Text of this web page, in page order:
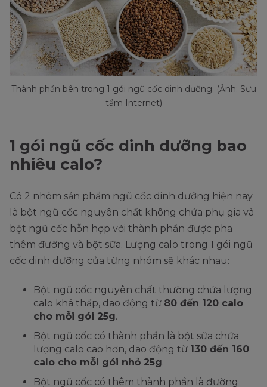
Thành phần bên trong 1 gói ngũ cốc dinh dưỡng. (Ảnh: Sưu
tầm Internet)
1 gói ngũ cốc dinh dưỡng bao
nhiêu calo?
Có 2 nhóm sản phẩm ngũ cốc dinh dưỡng hiện nay
là bột ngũ cốc nguyên chất không chứa phụ gia và
bột ngũ cốc hỗn hợp với thành phần được pha
thêm đường và bột sữa. Lượng calo trong 1 gói ngũ
cốc dinh dưỡng của từng nhóm sẽ khác nhau:
Bột ngũ cốc nguyên chất thường chứa lượng
calo khá thấp, dao động từ 80 đến 120 calo
cho mỗi gói 25g.
Bột ngũ cốc có thành phần là bột sữa chứa
lượng calo cao hơn, dao động từ 130 đến 160
calo cho mỗi gói nhỏ 25g.
Bột ngũ cốc có thêm thành phần là đường